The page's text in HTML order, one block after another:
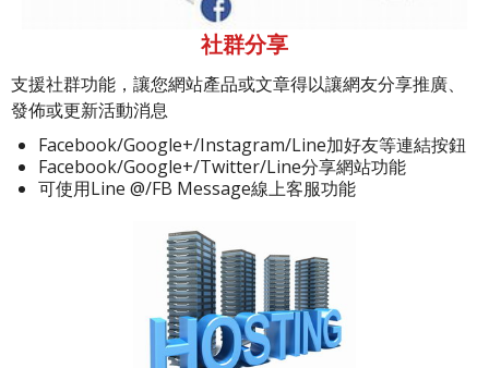
社群分享
支援社群功能，讓您網站產品或文章得以讓網友分享推廣、
發佈或更新活動消息
Facebook/Google+/Instagram/Line加好友等連結按鈕
Facebook/Google+/Twitter/Line分享網站功能
可使用Line @/FB Message線上客服功能